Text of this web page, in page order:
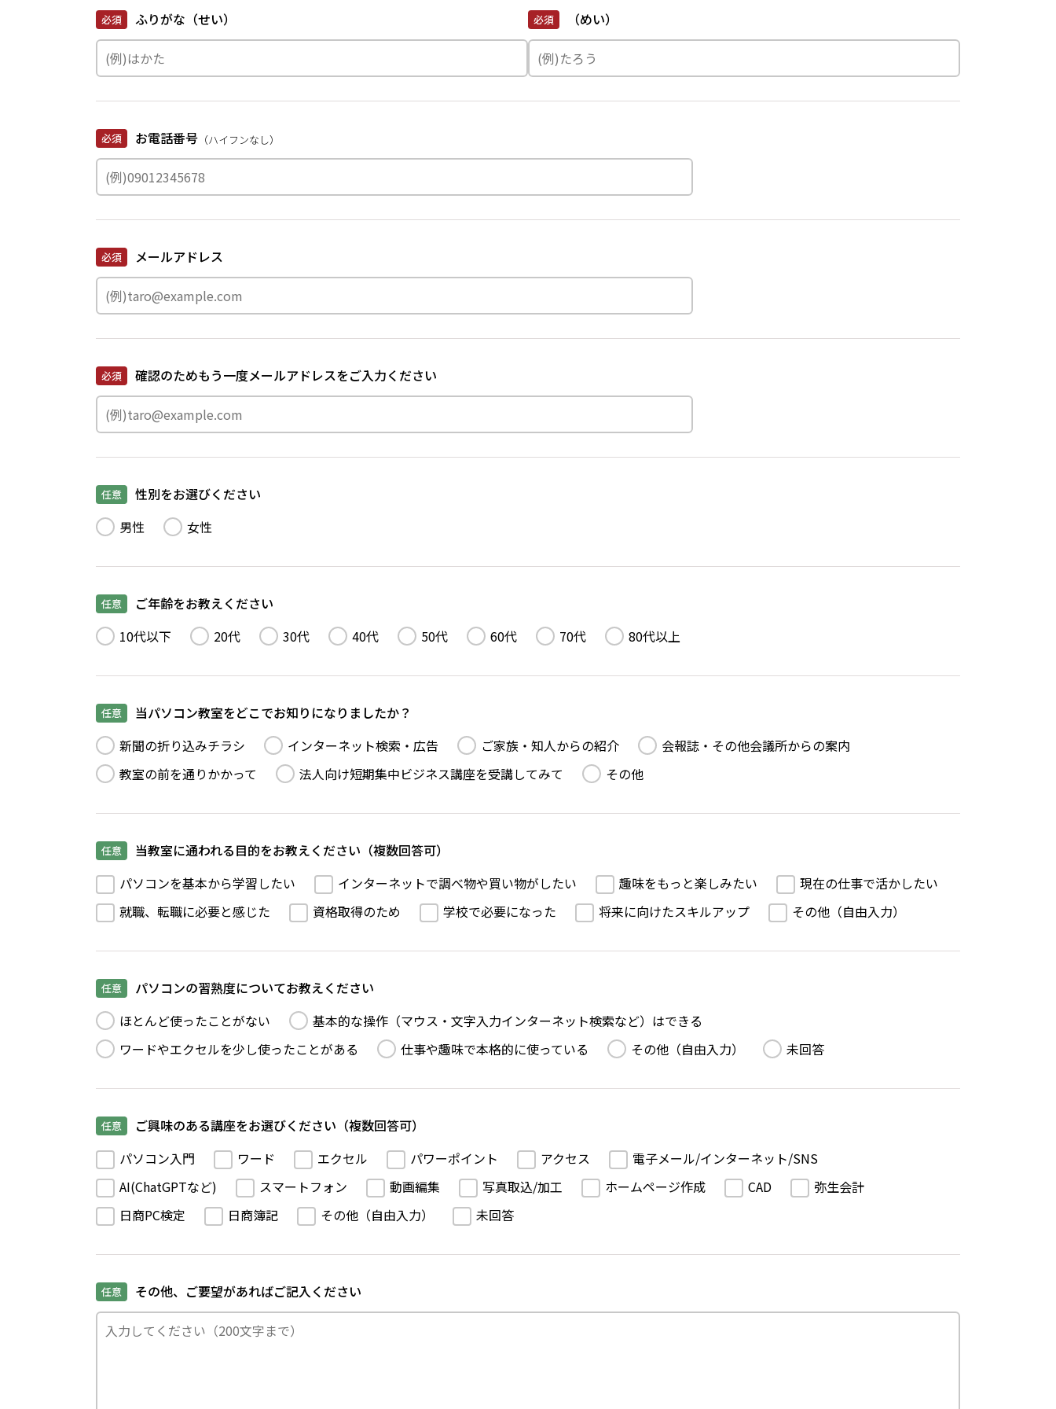
ふりがな（せい）
必須 （めい）
必須
お電話番号
必須 （ハイフンなし）
メールアドレス
必須
確認のためもう一度メールアドレスをご入力ください
必須
任意
性別をお選びください
男性
女性
任意
ご年齢をお教えください
10代以下
20代 30代 40代 50代 60代 70代 80代以上
任意
当パソコン教室をどこでお知りになりましたか？
新聞の折り込みチラシ
インターネット検索・広告 ご家族・知人からの紹介
会報誌・その他会議所からの案内
教室の前を通りかかって
法人向け短期集中ビジネス講座を受講してみて その他
任意
当教室に通われる目的をお教えください（複数回答可）
パソコンを基本から学習したい
インターネットで調べ物や買い物がしたい 趣味をもっと楽しみたい
現在の仕事で活かしたい
就職、転職に必要と感じた
資格取得のため 学校で必要になった 将来に向けたスキルアップ その他（自由入力）
任意
パソコンの習熟度についてお教えください
ほとんど使ったことがない
基本的な操作（マウス・文字入力インターネット検索など）はできる
ワードやエクセルを少し使ったことがある
仕事や趣味で本格的に使っている その他（自由入力） 未回答
任意
ご興味のある講座をお選びください（複数回答可）
パソコン入門
ワード エクセル パワーポイント アクセス
電子メール/インターネット/SNS
AI(ChatGPTなど)
スマートフォン 動画編集 写真取込/加工 ホームページ作成 CAD
弥生会計
日商PC検定
日商簿記 その他（自由入力） 未回答
その他、ご要望があればご記入ください
任意